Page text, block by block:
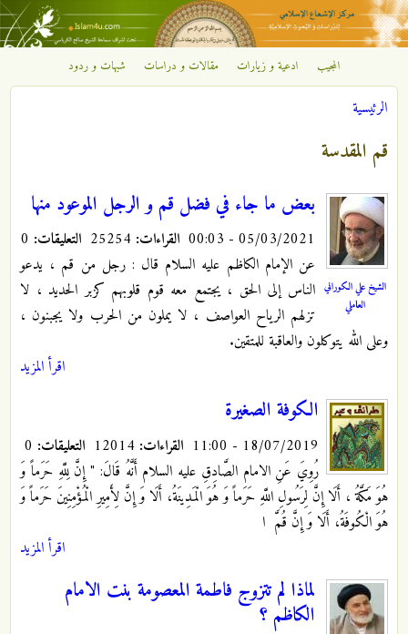
تجاوز إلى المحتوى الرئيسي
مركز
الإشعاع
الإسلامي
المجيب ادعية و زيارات مقالات و دراسات شبهات و ردود
أنت هنا
الرئيسية
قم المقدسة
الشيخ علي الكوراني
العاملي
بعض ما جاء في فضل قم و الرجل الموعود منها
05/03/2021 - 00:03 القراءات: التعليقات:
عن الإمام الكاظم عليه السلام قال : رجل من قم ، يدعو
الناس إلى الحق ، يجتمع معه قوم قلوبهم كزبر الحديد ، لا
تزلهم الرياح العواصف ، لا يملون من الحرب ولا يجبنون ،
وعلى الله يتوكلون والعاقبة للمتقين.
اقرأ المزيد
الكوفة الصغيرة
18/07/2019 - 11:00 القراءات: التعليقات:
رُوِيَ عَنِ الامام الصَّادِقِ عليه السلام أَنَّهُ قَالَ: " إِنَّ لِلَّهِ حَرَماً وَ
هُوَ مَكَّةُ ، أَلَا إِنَّ لِرَسُولِ اللَّهِ حَرَماً وَ هُوَ الْمَدِينَةُ، أَلَا وَ إِنَّ لِأَمِيرِ الْمُؤْمِنِينَ حَرَماً وَ
هُوَ الْكُوفَةُ، أَلَا وَ إِنَّ قُمَّ ا
اقرأ المزيد
لماذا لم تتزوج فاطمة المعصومة بنت الامام
الكاظم ؟